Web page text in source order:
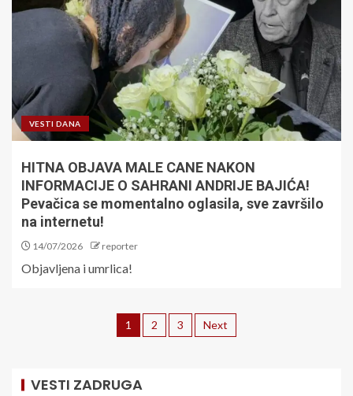
VESTI DANA
HITNA OBJAVA MALE CANE NAKON
INFORMACIJE O SAHRANI ANDRIJE BAJIĆA!
Pevačica se momentalno oglasila, sve završilo
na internetu!
14/07/2026 reporter
Objavljena i umrlica!
1 2 3 Next
VESTI ZADRUGA